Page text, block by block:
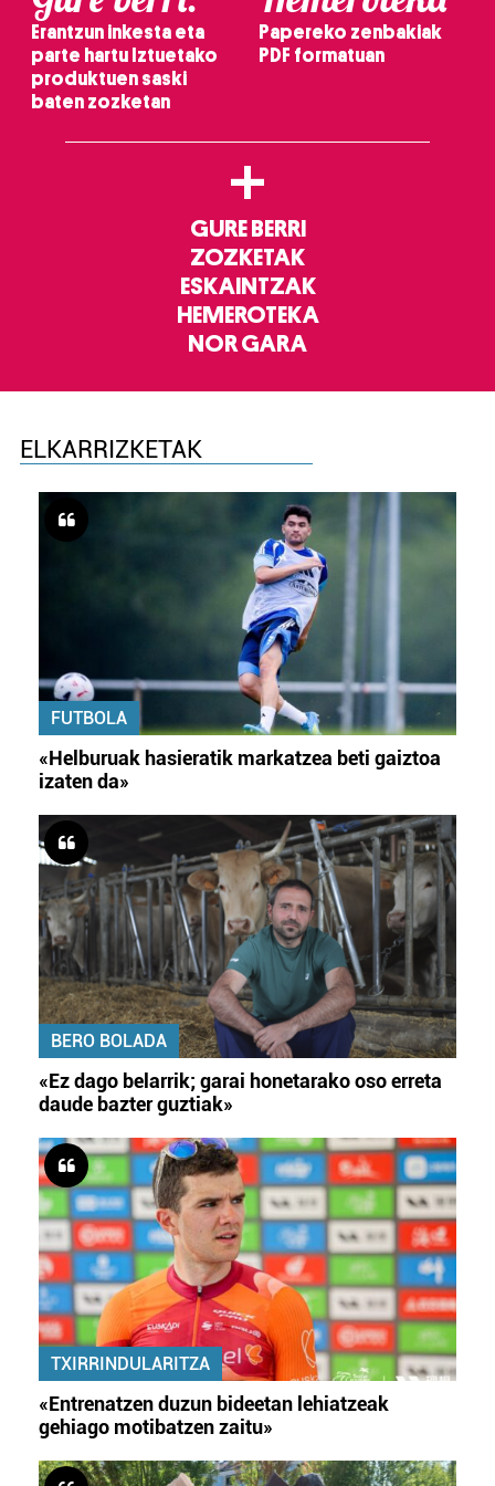
Erantzun inkesta eta
parte hartu Iztuetako
produktuen saski
baten zozketan
Papereko zenbakiak
PDF formatuan
+
GURE BERRI
ZOZKETAK
ESKAINTZAK
HEMEROTEKA
NOR GARA
ELKARRIZKETAK
FUTBOLA
«Helburuak hasieratik markatzea beti gaiztoa
izaten da»
BERO BOLADA
«Ez dago belarrik; garai honetarako oso erreta
daude bazter guztiak»
TXIRRINDULARITZA
«Entrenatzen duzun bideetan lehiatzeak
gehiago motibatzen zaitu»